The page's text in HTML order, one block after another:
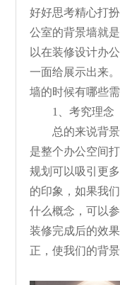
好好思考精心打
公室的背景墙就
以在装修设计办
一面给展示出来
墙的时候有哪些
1、考究理念
总的来说背景
是整个办公空间
规划可以吸引更
的印象，如果我
什么概念，可以
装修完成后的效
正，使我们的背